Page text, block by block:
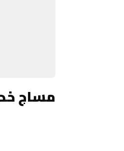
مساج خدمة